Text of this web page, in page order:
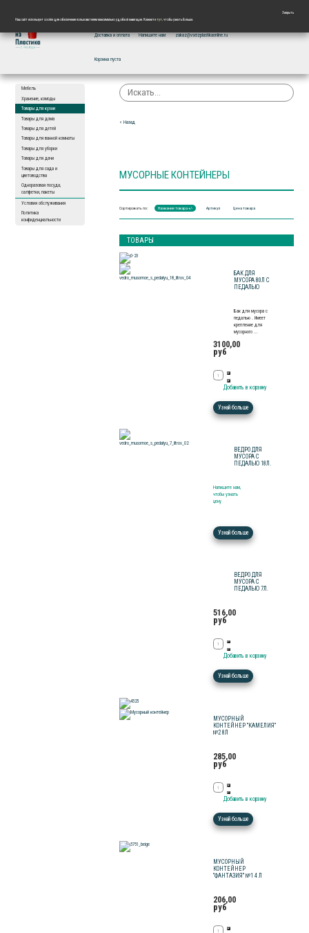
Закрыть
Наш сайт использует cookie для обеспечения пользователям максимально удобной навигации. Кликнитетут, чтобы узнать больше.
Доставка и оплата Напишите нам zakaz@vseizplastikaonline.ru
Корзина пуста
Мебель
Хранение, комоды
Товары для кухни
Товары для дома
Товары для детей
Товары для ванной комнаты
Товары для уборки
Товары для дачи
Товары для сада и
цветоводства
Одноразовая посуда,
салфетки, пакеты
Условия обслуживания
Политика
конфиденциальности
< Назад
МУСОРНЫЕ КОНТЕЙНЕРЫ
Сортировать по: Название товара +/- Артикул Цена товара
ТОВАРЫ
БАК ДЛЯ
МУСОРА 80Л С
ПЕДАЛЬЮ
Бак для мусора с
педалью . Имеет
крепление для
мусорного ...
3100,00
руб
Узнай больше
ВЕДРО ДЛЯ
МУСОРА С
ПЕДАЛЬЮ 18Л.
Напишите нам,
чтобы узнать
цену
Узнай больше
ВЕДРО ДЛЯ
МУСОРА С
ПЕДАЛЬЮ 7Л.
516,00
руб
Узнай больше
МУСОРНЫЙ
КОНТЕЙНЕР "КАМЕЛИЯ"
№2 8Л
285,00
руб
Узнай больше
МУСОРНЫЙ
КОНТЕЙНЕР
"ФАНТАЗИЯ" №1 4 Л
206,00
руб